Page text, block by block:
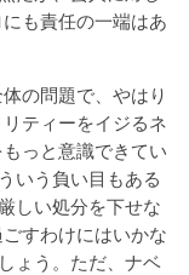
も責任の一端はあ
の問題で、やはり
ティーをイジるネ
っと意識できてい
いう負い目もある
しい処分を下せな
すわけにはいかな
ょう。ただ、ナベ